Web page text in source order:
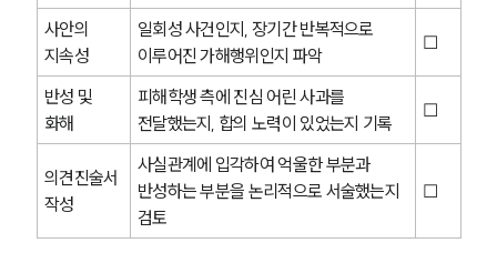
학교폭력전문변호사
소식/자료
언론보도
공지사항
법률 블로그
뉴스레터/브로슈어
사안의
지속성
일회성 사건인지, 장기간 반복적으로
이루어진 가해행위인지 파악
☐
반성 및
화해
피해학생 측에 진심 어린 사과를
전달했는지, 합의 노력이 있었는지 기록
☐
의견진술서
작성
사실관계에 입각하여 억울한 부분과
반성하는 부분을 논리적으로 서술했는지
검토
☐